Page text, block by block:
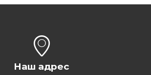
Наш адрес